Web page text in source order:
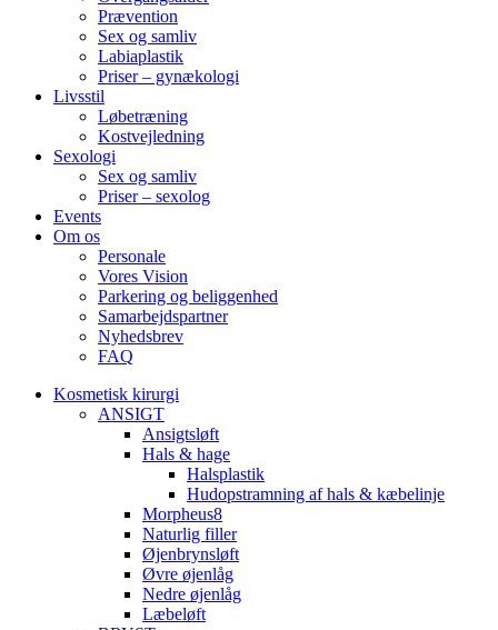
Prævention
Sex og samliv
Labiaplastik
Priser – gynækologi
Livsstil
Løbetræning
Kostvejledning
Sexologi
Sex og samliv
Priser – sexolog
Events
Om os
Personale
Vores Vision
Parkering og beliggenhed
Samarbejdspartner
Nyhedsbrev
FAQ
Kosmetisk kirurgi
ANSIGT
Ansigtsløft
Hals & hage
Halsplastik
Hudopstramning af hals & kæbelinje
Morpheus8
Naturlig filler
Øjenbrynsløft
Øvre øjenlåg
Nedre øjenlåg
Læbeløft